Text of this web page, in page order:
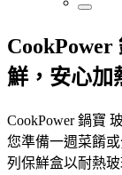
鮮，安心加
CookPower 鍋寶
您準備一週菜餚
列保鮮盒以耐熱